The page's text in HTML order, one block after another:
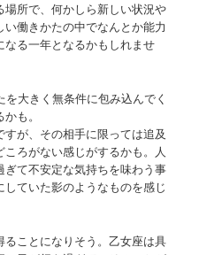
所で、何かしら新しい状況や
働きかたの中でなんとか能力
る一年となるかもしれませ
大きく無条件に包み込んでく
も。
が、その相手に限っては追及
ろがない感じがするかも。人
て不安定な気持ちを味わう事
ていた影のようなものを感じ
ことになりそう。乙女座は具